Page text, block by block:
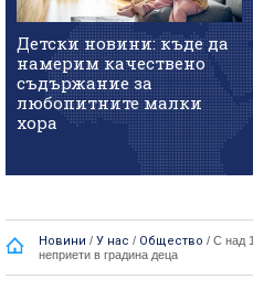
Детски новини: къде да
намерим качествено
съдържание за
любопитните малки
хора
Новини / У нас / Общество / С над
неприети в градина деца